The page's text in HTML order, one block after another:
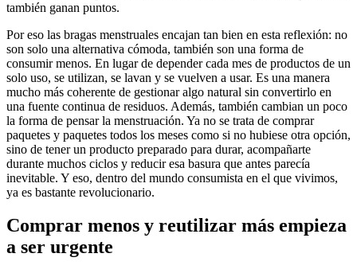
también ganan puntos.
Por eso las bragas menstruales encajan tan bien en esta reflexión: no
son solo una alternativa cómoda, también son una forma de
consumir menos. En lugar de depender cada mes de productos de un
solo uso, se utilizan, se lavan y se vuelven a usar. Es una manera
mucho más coherente de gestionar algo natural sin convertirlo en
una fuente continua de residuos. Además, también cambian un poco
la forma de pensar la menstruación. Ya no se trata de comprar
paquetes y paquetes todos los meses como si no hubiese otra opción,
sino de tener un producto preparado para durar, acompañarte
durante muchos ciclos y reducir esa basura que antes parecía
inevitable. Y eso, dentro del mundo consumista en el que vivimos,
ya es bastante revolucionario.
Comprar menos y reutilizar más empieza
a ser urgente